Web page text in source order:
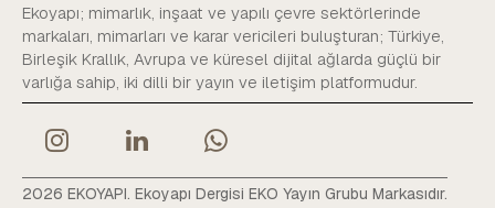
Ekoyapı; mimarlık, inşaat ve yapılı çevre sektörlerinde
markaları, mimarları ve karar vericileri buluşturan; Türkiye,
Birleşik Krallık, Avrupa ve küresel dijital ağlarda güçlü bir
varlığa sahip, iki dilli bir yayın ve iletişim platformudur.
2026 EKOYAPI. Ekoyapı Dergisi EKO Yayın Grubu Markasıdır.